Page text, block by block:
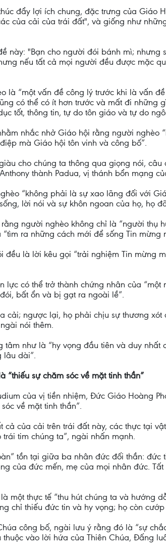
đẩy lợi ích chung, đặc trưng của Giáo
của cải của trái đất", và giống như
này: "Bạn cho người đói bánh mì; nhưng
nếu tất cả mọi người đều được mặc
là “một vấn đề công lý trước khi là vấn
có thể có ít hơn trước và mất đi những
tốt, thông tin, tự do tôn giáo và tự do
nhắc nhở Giáo hội rằng người nghèo
mà Giáo hội tôn vinh và công bố”.
cho chúng ta thông qua giọng nói,
thành Padua, vị thánh bổn mạng
“không phải là sự xao lãng đối với
lời nói và sự khôn ngoan của họ, họ
người nghèo không chỉ là “người thụ
ra những cách mới để sống Tin mừng
đều là lời kêu gọi “trải nghiệm Tin mừng
có thể trở thành chứng nhân của
bất ổn và bị gạt ra ngoài lề”.
cải; ngược lại, họ phải chịu sự thương
nói thêm.
như là “hy vọng đầu tiên và duy nhất
lâu dài”.
sự chăm sóc về mặt tinh thần”
của vị tiền nhiệm, Đức Giáo Hoàng
về mặt tinh thần”.
của cải trên trái đất này, các thực tại
tim chúng ta”, ngài nhấn mạnh.
tồn tại giữa ba nhân đức đối thần:
của đức mến, mẹ của mọi nhân đức.
một thực tế “thu hút chúng ta và hướng
chỉ thiếu đức tin và hy vọng; họ còn
công bố, ngài lưu ý rằng đó là “sự
vào lời hứa của Thiên Chúa, Đấng